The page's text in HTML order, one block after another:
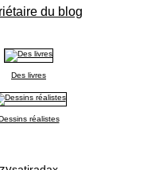
du blog
Des livres
réalistes